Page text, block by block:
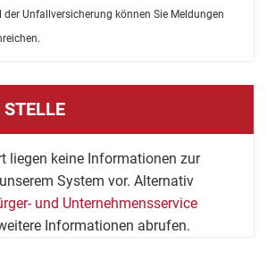
der Unfallversicherung können Sie Meldungen
liegen keine Informationen zur
System vor. Alternativ
und Unternehmensservice
Informationen abrufen.